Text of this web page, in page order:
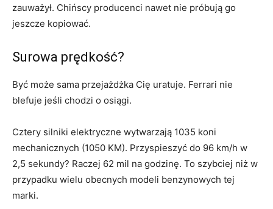
zauważył. Chińscy producenci nawet nie próbują go
jeszcze kopiować.
Surowa prędkość?
Być może sama przejażdżka Cię uratuje. Ferrari nie
blefuje jeśli chodzi o osiągi.
Cztery silniki elektryczne wytwarzają 1035 koni
mechanicznych (1050 KM). Przyspieszyć do 96 km/h w
2,5 sekundy? Raczej 62 mil na godzinę. To szybciej niż w
przypadku wielu obecnych modeli benzynowych tej
marki.